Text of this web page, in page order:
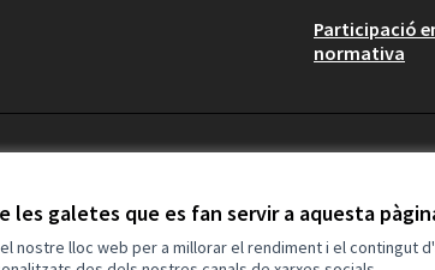
les galetes que es fan servir a aquesta
nostre lloc web per a millorar el rendiment i el contingut
Participació
normativa